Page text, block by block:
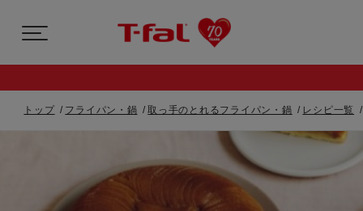
トップ フライパン・鍋 取っ手のとれるフライパン・鍋 レシピ一覧